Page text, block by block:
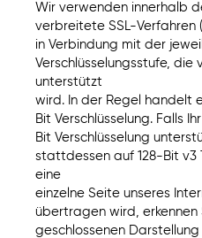
Wir verwenden innerhalb
verbreitete SSL-Verfahren
in Verbindung mit der
Verschlüsselungsstufe, die
unterstützt
wird. In der Regel handelt
Bit Verschlüsselung. Falls
Bit Verschlüsselung
stattdessen auf 128-Bit v3
eine
einzelne Seite unseres
übertragen wird, erkennen
geschlossenen